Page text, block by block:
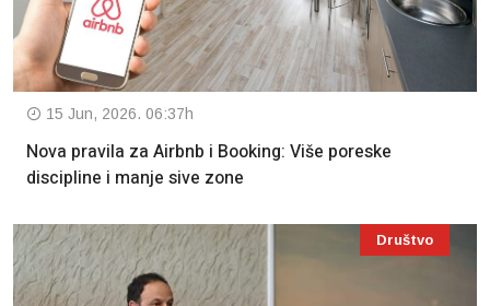
15 Jun, 2026. 06:37h
Nova pravila za Airbnb i Booking: Više poreske
discipline i manje sive zone
Društvo